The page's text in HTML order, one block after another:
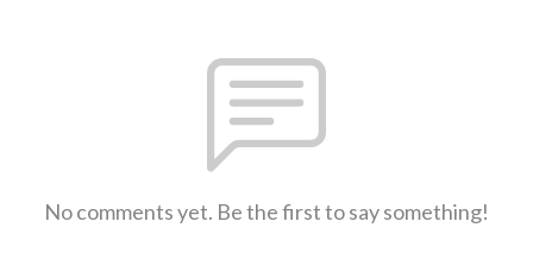
No comments yet. Be the first to say something!